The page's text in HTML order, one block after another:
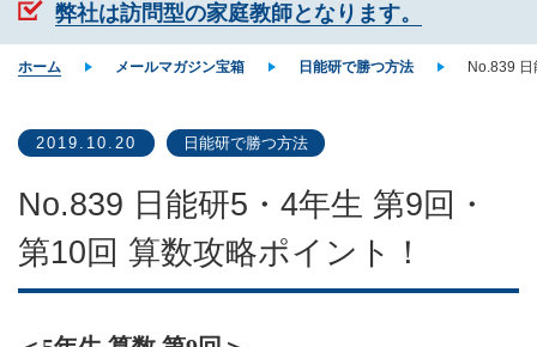
弊社は訪問型の家庭教師となります。
ホーム メールマガジン宝箱 日能研で勝つ方法 No.839
2019.10.20 日能研で勝つ方法
No.839 日能研5・4年生 第9回・
第10回 算数攻略ポイント！